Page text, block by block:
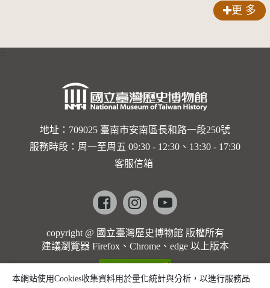
的依戀—
勒大地之
歌]【對
世界與生
命的依戀
馬勒大地
之歌】
更 多
地址：709025 臺南市安南區長和路一段250號
服務時段：周一至周五 09:30 - 12:30、13:30 - 17:30
客服信箱
Facebookinstagramyoutube
copyright @ 國立臺灣歷史博物館 版權所有
建議瀏覽器 Firefox、Chrome、edge 以上版本
本網站使用Cookies收集資料用於量化統計與分析，以進行服務品